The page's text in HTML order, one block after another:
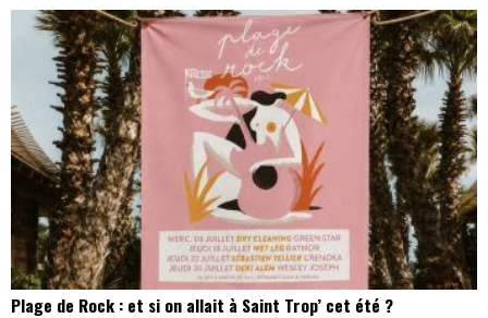
Plage de Rock : et si on allait à Saint Trop’ cet été ?